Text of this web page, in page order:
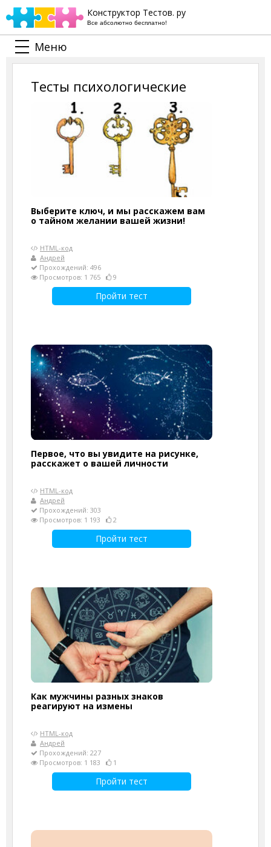
Конструктор Тестов. ру
Все абсолютно бесплатно!
Меню
Тесты психологические
Выберите ключ, и мы расскажем вам
о тайном желании вашей жизни!
HTML-код
Андрей
Прохождений: 496
Просмотров: 1 765
9
Пройти тест
Первое, что вы увидите на рисунке,
расскажет о вашей личности
HTML-код
Андрей
Прохождений: 303
Просмотров: 1 193
2
Пройти тест
Как мужчины разных знаков
реагируют на измены
HTML-код
Андрей
Прохождений: 227
Просмотров: 1 183
1
Пройти тест